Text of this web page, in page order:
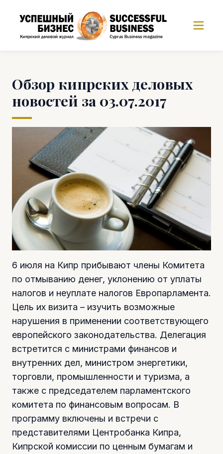
Обзор кипрских деловых
новостей за 03.07.2017
6 июля на Кипр прибывают члены Комитета
по отмыванию денег, уклонению от уплаты
налогов и неуплате налогов Европарламента.
Цель их визита – изучить возможные
нарушения в применении соответствующего
европейского законодательства. Делегация
встретится с министрами финансов и
внутренних дел, министром энергетики,
торговли, промышленности и туризма, а
также с председателем парламентского
комитета по финансовым вопросам. В
программу включены и встречи с
представителями Центробанка Кипра,
Кипрской комиссии по ценным бумагам и